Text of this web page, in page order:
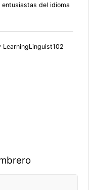
del idioma
LearningLinguist102